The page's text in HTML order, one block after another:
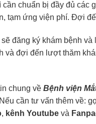
chuẩn bị đầy đủ các
tạm ứng viện phí. Đợi
đăng ký khám bệnh và
và đợi đến lượt thăm
chung về Bệnh viện
cần tư vấn thêm về:
, kênh Youtubevà